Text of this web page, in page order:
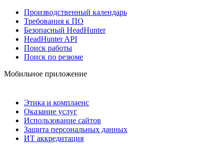
Производственный календарь
Требования к ПО
Безопасный HeadHunter
HeadHunter API
Поиск работы
Поиск по резюме
Мобильное приложение
Этика и комплаенс
Оказание услуг
Использование сайтов
Защита персональных данных
ИТ аккредитация